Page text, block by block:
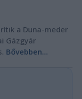
a Duna-meder
Gázgyár
Bővebben...